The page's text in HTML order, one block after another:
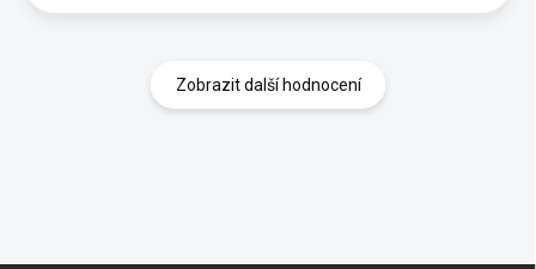
Zobrazit další hodnocení